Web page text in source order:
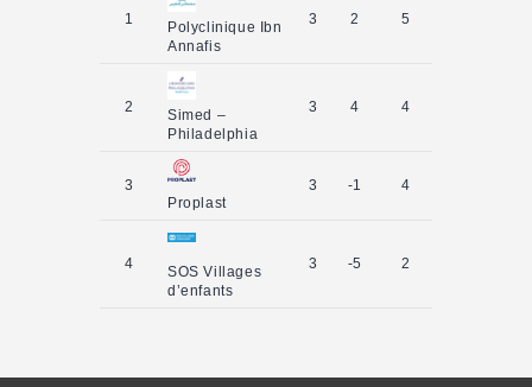
1
Polyclinique Ibn
Annafis
3 2 5
2
Simed –
Philadelphia
3 4 4
3
Proplast
3 -1 4
4
SOS Villages
d’enfants
3 -5 2